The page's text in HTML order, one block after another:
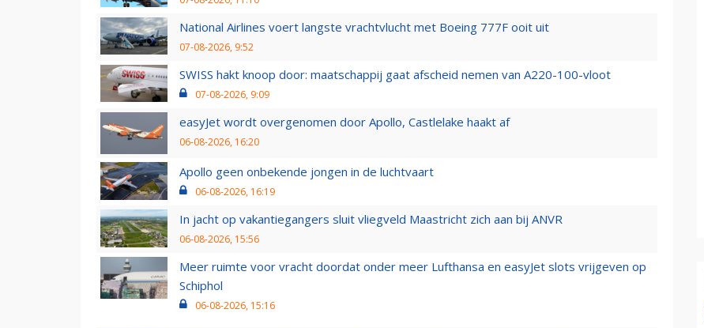
National Airlines voert langste vrachtvlucht met Boeing 777F ooit uit
07-08-2026, 9:52
SWISS hakt knoop door: maatschappij gaat afscheid nemen van A220-100-vloot
07-08-2026, 9:09
easyJet wordt overgenomen door Apollo, Castlelake haakt af
06-08-2026, 16:20
Apollo geen onbekende jongen in de luchtvaart
06-08-2026, 16:19
In jacht op vakantiegangers sluit vliegveld Maastricht zich aan bij ANVR
06-08-2026, 15:56
Meer ruimte voor vracht doordat onder meer Lufthansa en easyJet slots vrijgeven op
Schiphol
06-08-2026, 15:16